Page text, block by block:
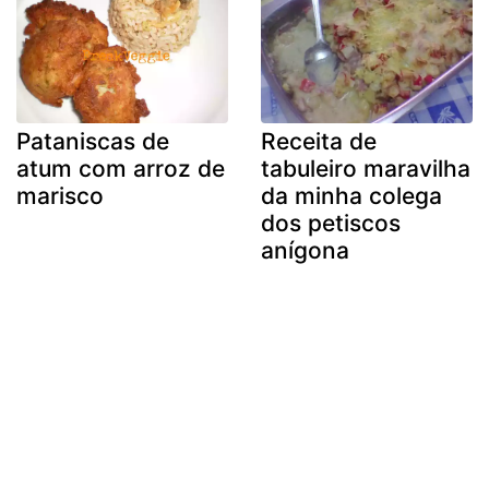
Pataniscas de
atum com arroz de
marisco
Receita de
tabuleiro maravilha
da minha colega
dos petiscos
anígona